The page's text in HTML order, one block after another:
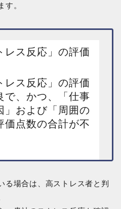
す。
ス反応」の評価
ス反応」の評価
で、かつ、「仕事
」および「周囲の
価点数の合計が不
る場合は、高ストレス者と判